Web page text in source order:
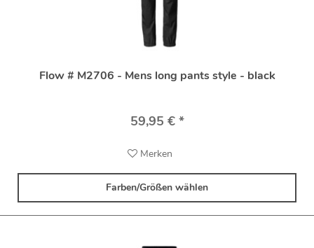
Flow # M2706 - Mens long pants style - black
59,95 € *
Merken
Farben/Größen wählen